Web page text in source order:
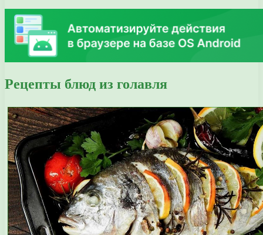
Рецепты блюд из голавля